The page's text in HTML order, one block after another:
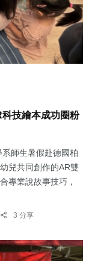
技繪本成功圈粉
系師生暑假赴德國柏
兒共同創作的AR雙
專業說故事技巧，
3 分享